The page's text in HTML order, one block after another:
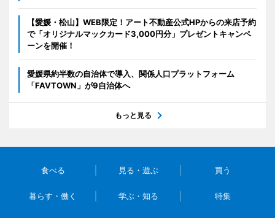
【愛媛・松山】WEB限定！アート不動産公式HPからの来店予約
で「オリジナルマックカード3,000円分」プレゼントキャンペ
ーンを開催！
愛媛県約半数の自治体で導入、関係人口プラットフォーム
「FAVTOWN」が9自治体へ
もっと見る
食べる 見る・遊ぶ 買う
暮らす・働く 学ぶ・知る 特集